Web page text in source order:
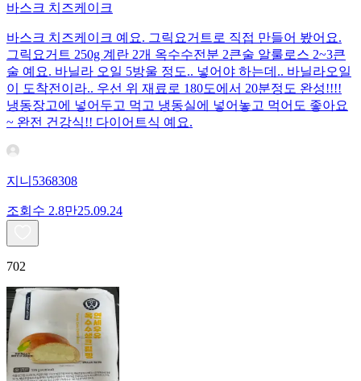
바스크 치즈케이크
바스크 치즈케이크 예요. 그릭요거트로 직접 만들어 봤어요.
그릭요거트 250g 계란 2개 옥수수전분 2큰술 알룰로스 2~3큰
술 예요. 바닐라 오일 5방울 정도.. 넣어야 하는데.. 바닐라오일
이 도착전이라.. 우선 위 재료로 180도에서 20분정도 완성!!!!
냉동장고에 넣어두고 먹고 냉동실에 넣어놓고 먹어도 좋아요
~ 완전 건강식!! 다이어트식 예요.
지니5368308
조회수 2.8만25.09.24
702